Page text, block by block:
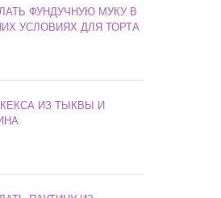
ФУНДУЧНУЮ МУКУ В
УСЛОВИЯХ ДЛЯ ТОРТА
ИЗ ТЫКВЫ И